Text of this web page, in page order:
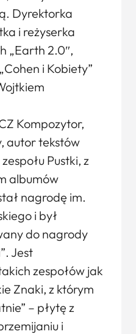
Dyrektorka
i reżyserka
„Earth 2.0″,
i Kobiety”
Kompozytor,
autor tekstów
Pustki, z
albumów
nagrodę im.
i był
do nagrody
Jest
zespołów jak
Znaki, z którym
– płytę z
i